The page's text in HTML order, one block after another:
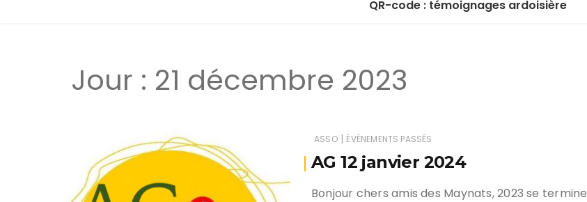
QR-code : témoignages ardoisière
Jour : 21 décembre 2023
ASSO | ÉVÉNEMENTS PASSÉS
AG 12 janvier 2024
Bonjour chers amis des Maynats, 2023 se termine